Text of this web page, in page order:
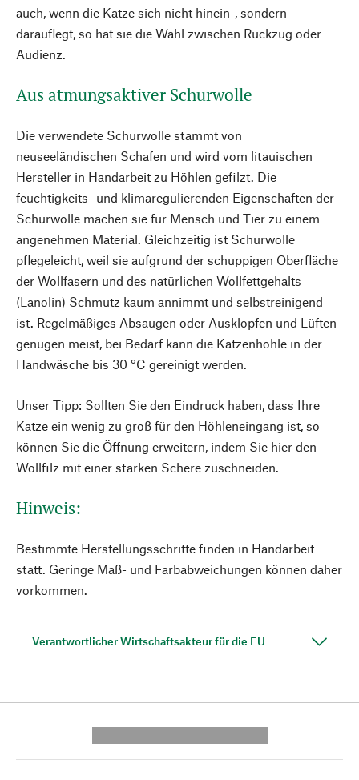
auch, wenn die Katze sich nicht hinein-, sondern
darauflegt, so hat sie die Wahl zwischen Rückzug oder
Audienz.
Aus atmungsaktiver Schurwolle
Die verwendete Schurwolle stammt von
neuseeländischen Schafen und wird vom litauischen
Hersteller in Handarbeit zu Höhlen gefilzt. Die
feuchtigkeits- und klimaregulierenden Eigenschaften der
Schurwolle machen sie für Mensch und Tier zu einem
angenehmen Material. Gleichzeitig ist Schurwolle
pflegeleicht, weil sie aufgrund der schuppigen Oberfläche
der Wollfasern und des natürlichen Wollfettgehalts
(Lanolin) Schmutz kaum annimmt und selbstreinigend
ist. Regelmäßiges Absaugen oder Ausklopfen und Lüften
genügen meist, bei Bedarf kann die Katzenhöhle in der
Handwäsche bis 30 °C gereinigt werden.
Unser Tipp: Sollten Sie den Eindruck haben, dass Ihre
Katze ein wenig zu groß für den Höhleneingang ist, so
können Sie die Öffnung erweitern, indem Sie hier den
Wollfilz mit einer starken Schere zuschneiden.
Hinweis:
Bestimmte Herstellungsschritte finden in Handarbeit
statt. Geringe Maß- und Farbabweichungen können daher
vorkommen.
Verantwortlicher Wirtschaftsakteur für die EU